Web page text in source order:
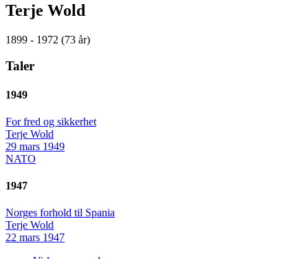
Terje Wold
1899 - 1972 (73 år)
Taler
1949
For fred og sikkerhet
Terje Wold
29 mars 1949
NATO
1947
Norges forhold til Spania
Terje Wold
22 mars 1947